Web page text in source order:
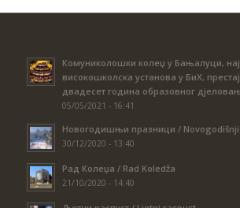
Комуниколошки колеџ у Бањалуци,
високошколска установа у БиХ,
двадесет година образовног
05/05/2021 - 16:41
Новогодишњи празници /
30/12/2020 - 13:40
Рад Колеџа / Rad Koledža
21/10/2020 - 14:40